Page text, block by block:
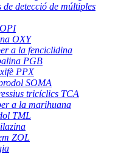
de detecció de múltiples
OXY
a la fenciclidina
PGB
PPX
SOMA
tricíclics TCA
a la marihuana
TML
ZOL